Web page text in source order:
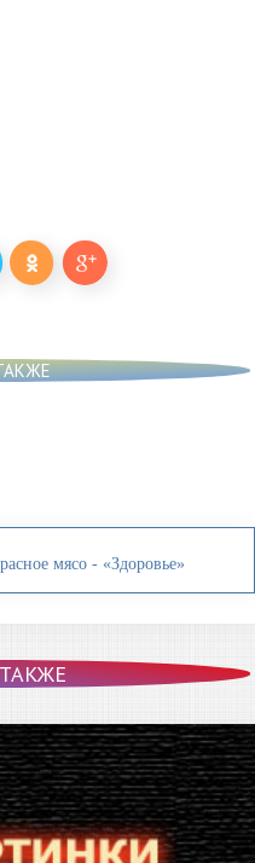
мясо - «Здоровье»